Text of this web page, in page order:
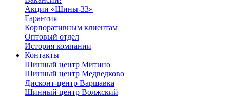
Акции «Шины-33»
Гарантия
Корпоративным клиентам
Оптовый отдел
История компании
Контакты
Шинный центр Митино
Шинный центр Медведково
Дисконт-центр Варшавка
Шинный центр Волжский